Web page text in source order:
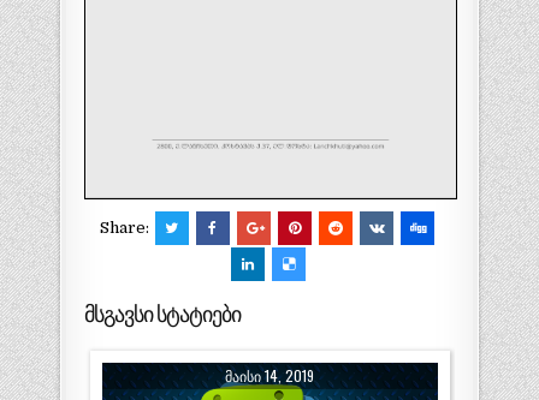
Share:
მსგავსი სტატიები
ᲛᲐᲘᲡᲘ 14, 2019